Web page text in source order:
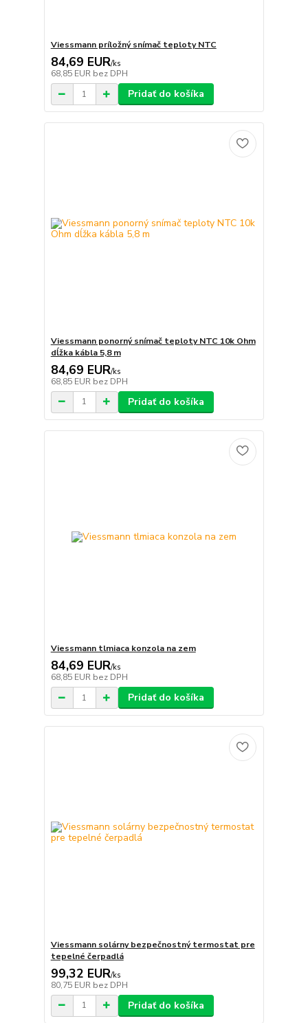
Viessmann príložný snímač teploty NTC
84,69 EUR/ks
68,85 EUR bez DPH
Pridať do košíka
Viessmann ponorný snímač teploty NTC 10k Ohm
dĺžka kábla 5,8 m
84,69 EUR/ks
68,85 EUR bez DPH
Pridať do košíka
Viessmann tlmiaca konzola na zem
84,69 EUR/ks
68,85 EUR bez DPH
Pridať do košíka
Viessmann solárny bezpečnostný termostat pre
tepelné čerpadlá
99,32 EUR/ks
80,75 EUR bez DPH
Pridať do košíka